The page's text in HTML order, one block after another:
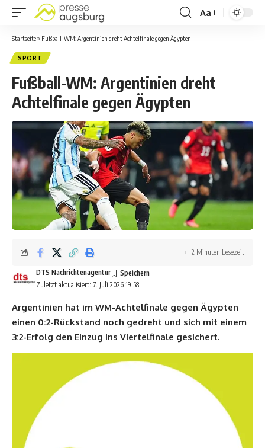
Aa
Startseite» Fußball-WM: Argentinien dreht Achtelfinale gegen Ägypten
SPORT
Fußball-WM: Argentinien dreht
Achtelfinale gegen Ägypten
Zuletzt aktualisiert: 7. Juli 2026 19:58
DTS Nachrichtenagentur
2 Minuten Lesezeit
Argentinien hat im WM-Achtelfinale gegen Ägypten
einen 0:2-Rückstand noch gedreht und sich mit einem
3:2-Erfolg den Einzug ins Viertelfinale gesichert.